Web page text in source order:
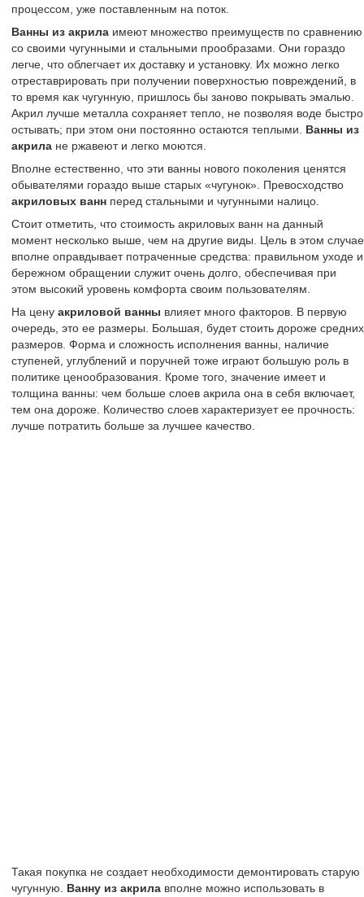
процессом, уже поставленным на поток.
Ванны из акрила имеют множество преимуществ по сравнению
со своими чугунными и стальными прообразами. Они гораздо
легче, что облегчает их доставку и установку. Их можно легко
отреставрировать при получении поверхностью повреждений, в
то время как чугунную, пришлось бы заново покрывать эмалью.
Акрил лучше металла сохраняет тепло, не позволяя воде быстро
остывать; при этом они постоянно остаются теплыми. Ванны из
акрила не ржавеют и легко моются.
Вполне естественно, что эти ванны нового поколения ценятся
обывателями гораздо выше старых «чугунок». Превосходство
акриловых ванн перед стальными и чугунными налицо.
Стоит отметить, что стоимость акриловых ванн на данный
момент несколько выше, чем на другие виды. Цель в этом случае
вполне оправдывает потраченные средства: правильном уходе и
бережном обращении служит очень долго, обеспечивая при
этом высокий уровень комфорта своим пользователям.
На цену акриловой ванны влияет много факторов. В первую
очередь, это ее размеры. Большая, будет стоить дороже средних
размеров. Форма и сложность исполнения ванны, наличие
ступеней, углублений и поручней тоже играют большую роль в
политике ценообразования. Кроме того, значение имеет и
толщина ванны: чем больше слоев акрила она в себя включает,
тем она дороже. Количество слоев характеризует ее прочность:
лучше потратить больше за лучшее качество.
Такая покупка не создает необходимости демонтировать старую
чугунную. Ванну из акрила вполне можно использовать в